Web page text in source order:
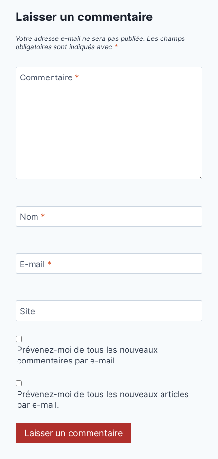
Laisser un commentaire
Votre adresse e-mail ne sera pas publiée. Les champs
obligatoires sont indiqués avec *
Commentaire *
Nom *
E-mail *
Site
Prévenez-moi de tous les nouveaux
commentaires par e-mail.
Prévenez-moi de tous les nouveaux articles
par e-mail.